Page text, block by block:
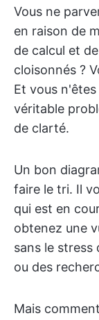
Vous ne
en raison de
de calcul et de
cloisonnés ?
Et vous
véritable
de clarté.
Un bon
faire le tri. Il
qui est en
obtenez une
sans le
ou des
Mais